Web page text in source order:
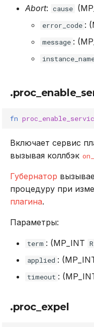
Abort: cause
error_code :
message :
fn
Включает сервис
вызывая коллбэк
Губернатор
процедуру при
плагина.
Параметры:
term : (MP_INT
applied :
timeout :
.proc_expel